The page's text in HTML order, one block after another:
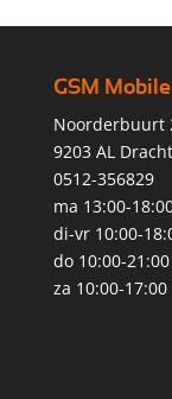
GSM
Noorderbuurt
9203 AL
0512-356829
ma 13:00-
di-vr 10:00-
do 10:00-21:00
za 10:00-17:00